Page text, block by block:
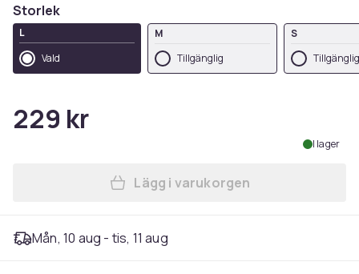
Storlek
L
Vald
M
Tillgänglig
S
Tillgänglig
229 kr
I lager
Lägg till SÄLLSKAPSRESAN
Lägg i varukorgen
Mån, 10 aug - tis, 11 aug